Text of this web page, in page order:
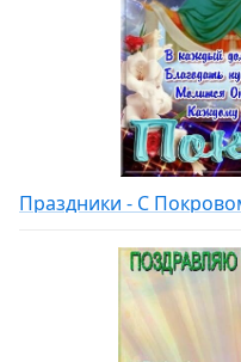
Праздники - С